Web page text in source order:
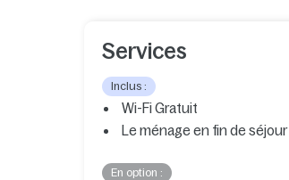
Services
Inclus :
Wi-Fi Gratuit
Le ménage en fin de séjour
En option :